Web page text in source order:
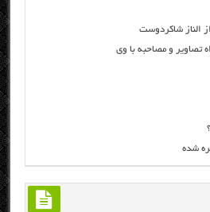
الناز شاکردوست
تصاویر و مصاحبه با وی
شده